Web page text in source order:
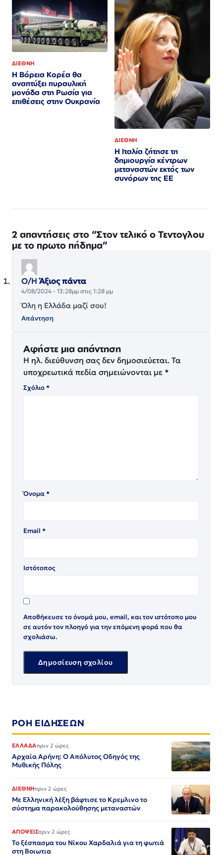
ΔΙΕΘΝΗ
Η Βόρεια Κορέα θα
αναπτύξει πυραυλική
μονάδα στη Ρωσία για
επιθέσεις στην Ουκρανία
ΔΙΕΘΝΗ
Η Ιταλία ζήτησε τη
δημιουργία κέντρων
μεταναστών εκτός των
συνόρων της ΕΕ
2 απαντήσεις στο “Στον τελικό ο Τεντογλου
με το πρωτο πήδημα”
Ο/ΗΆξιος πάντα
4/08/2024 - 13:28μμ στις 1:28 μμ
Όλη η Ελλάδα μαζί σου!
Απάντηση
Αφήστε μια απάντηση
Η ηλ. διεύθυνση σας δεν δημοσιεύεται. Τα
υποχρεωτικά πεδία σημειώνονται με *
Σχόλιο*
Όνομα*
Email *
Ιστότοπος
Αποθήκευσε το όνομά μου, email, και τον ιστότοπο μου
σε αυτόν τον πλοηγό για την επόμενη φορά που θα
σχολιάσω.
ΡΟΗ ΕΙΔΗΣΕΩΝ
ΕΛΛΑΔΑπριν 2 ώρες
Αρχαία Αρήνη: Ο Απόλυτος Οδηγός της
Μυθικής Πόλης
ΔΙΕΘΝΗπριν 2 ώρες
Με Ελληνική λέξη βάφτισε το Κρεμλινο το
σύστημα παρακολούθησης μεταναστών
ΑΠΟΨΕΙΣπριν 2 ώρες
Το ξέσπασμα του Νίκου Χαρδαλιά για τη φωτιά
στη Βοιωτια